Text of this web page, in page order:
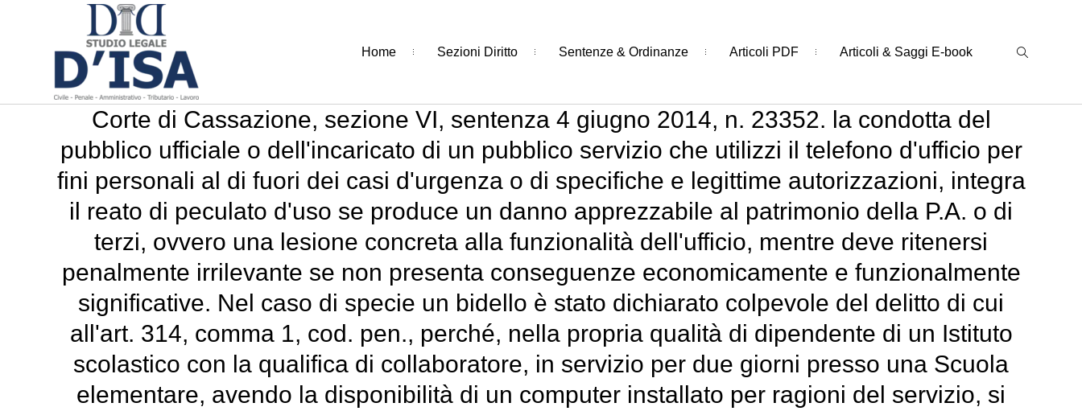
Home Sezioni Diritto Sentenze & Ordinanze Articoli PDF Articoli & Saggi E-book
Corte di Cassazione, sezione VI, sentenza 4 giugno 2014, n. 23352. la condotta del
pubblico ufficiale o dell'incaricato di un pubblico servizio che utilizzi il telefono d'ufficio per
fini personali al di fuori dei casi d'urgenza o di specifiche e legittime autorizzazioni, integra
il reato di peculato d'uso se produce un danno apprezzabile al patrimonio della P.A. o di
terzi, ovvero una lesione concreta alla funzionalità dell'ufficio, mentre deve ritenersi
penalmente irrilevante se non presenta conseguenze economicamente e funzionalmente
significative. Nel caso di specie un bidello è stato dichiarato colpevole del delitto di cui
all'art. 314, comma 1, cod. pen., perché, nella propria qualità di dipendente di un Istituto
scolastico con la qualifica di collaboratore, in servizio per due giorni presso una Scuola
elementare, avendo la disponibilità di un computer installato per ragioni del servizio, si